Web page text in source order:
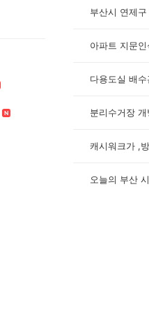
부산시 연제
아파트 지문
다용도실 배수
분리수거장
캐시워크가 ,
오늘의 부산